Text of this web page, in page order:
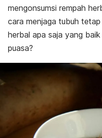
mengonsumsi rempah
cara menjaga tubuh
herbal apa saja yang
puasa?